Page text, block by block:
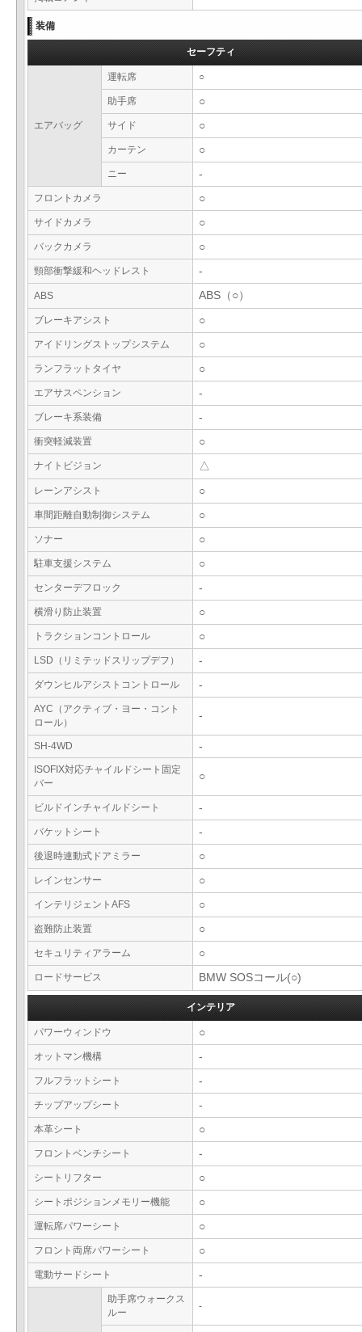
装備
セーフティ
エアバッグ
運転席 ○
助手席 ○
サイド ○
カーテン ○
ニー -
フロントカメラ ○
サイドカメラ ○
バックカメラ ○
頸部衝撃緩和ヘッドレスト -
ABS ABS（○）
ブレーキアシスト ○
アイドリングストップシステム ○
ランフラットタイヤ ○
エアサスペンション -
ブレーキ系装備 -
衝突軽減装置 ○
ナイトビジョン △
レーンアシスト ○
車間距離自動制御システム ○
ソナー ○
駐車支援システム ○
センターデフロック -
横滑り防止装置 ○
トラクションコントロール ○
LSD（リミテッドスリップデフ） -
ダウンヒルアシストコントロール -
AYC（アクティブ・ヨー・コント
ロール）
-
SH-4WD -
ISOFIX対応チャイルドシート固定
バー
○
ビルドインチャイルドシート -
バケットシート -
後退時連動式ドアミラー ○
レインセンサー ○
インテリジェントAFS ○
盗難防止装置 ○
セキュリティアラーム ○
ロードサービス BMW SOSコール(○)
インテリア
パワーウィンドウ ○
オットマン機構 -
フルフラットシート -
チップアップシート -
本革シート ○
フロントベンチシート -
シートリフター ○
シートポジションメモリー機能 ○
運転席パワーシート ○
フロント両席パワーシート ○
電動サードシート -
助手席ウォークス
ルー
-